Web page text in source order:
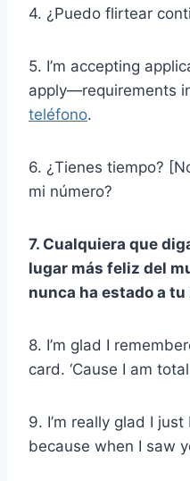
4. ¿Puedo flirtear
5. I’m accepting
apply—requirements
teléfono.
6. ¿Tienes tiempo?
mi número?
7. Cualquiera que
lugar más feliz del
nunca ha estado a tu
8. I’m glad I
card. ‘Cause I am
9. I’m really glad I
because when I saw